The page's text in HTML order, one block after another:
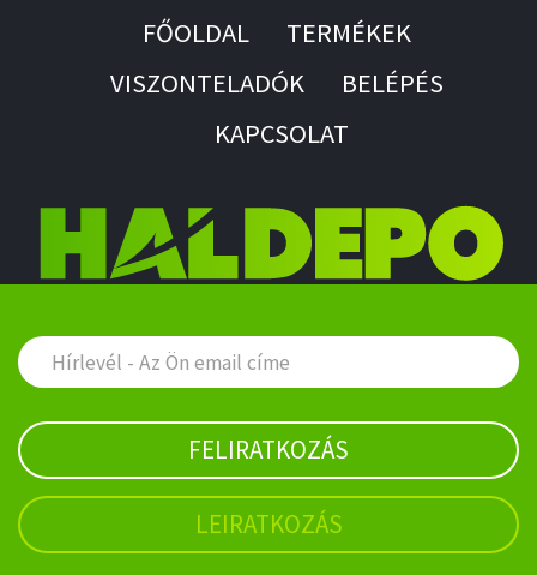
FŐOLDAL
TERMÉKEK
VISZONTELADÓK
BELÉPÉS
KAPCSOLAT
FELIRATKOZÁS
LEIRATKOZÁS